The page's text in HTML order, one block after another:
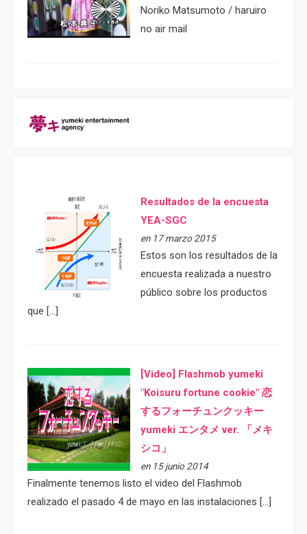
Noriko Matsumoto / haruiro
no air mail
Resultados de la encuesta
YEA-SGC
en 17 marzo 2015
Estos son los resultados de la
encuesta realizada a nuestro
público sobre los productos
que […]
[Video] Flashmob yumeki
"Koisuru fortune cookie" 恋
するフォーチュンクッキー
yumeki エンタメ ver. 「メキ
シコ」
en 15 junio 2014
Finalmente tenemos listo el video del Flashmob
realizado el pasado 4 de mayo en las instalaciones […]